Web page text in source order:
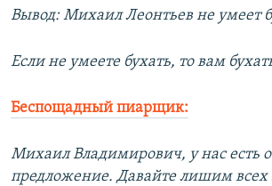
Вывод: Михаил Леонтьев не умеет
Если не умеете бухать, то вам
Беспощадный пиарщик:
Михаил Владимирович, у нас есть
предложение. Давайте лишим всех